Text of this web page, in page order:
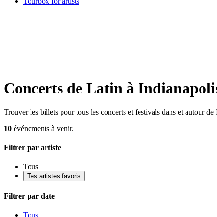
Concerts de Latin à
Trouver les billets pour tous les concerts et festivals dans et autour de
10 événements à venir.
Filtrer par artiste
Tous
Tes artistes favoris
Filtrer par date
Tous